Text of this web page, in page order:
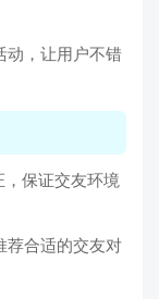
动，让用户不错
，保证交友环境
荐合适的交友对